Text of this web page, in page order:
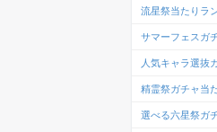
流星祭当たりラ
サマーフェスガ
人気キャラ選抜
精霊祭ガチャ当
選べる六星祭ガ